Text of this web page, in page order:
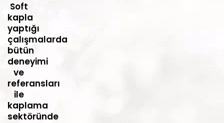
Soft
kapla
yaptığı
çalışmalarda
bütün
deneyimi
ve
referansları
ile
kaplama
sektöründe